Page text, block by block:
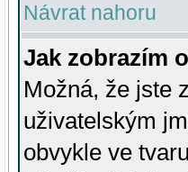
Návrat nahoru
Jak zobrazím
Možná, že jste
uživatelským
obvykle ve